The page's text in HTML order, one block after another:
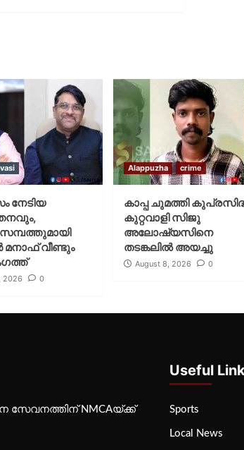
നേടിയ
വീണ്ടും
2026 0
Alappuzha crime
കാപ്പ ചുമത്തി
കുറ്റവാളി സിജു
അലോഷ്യസിനെ
തടങ്കലിൽ അയച്ചു
August 8, 2026 0
സേവനത്തിന് NMCAയ്ക്ക്
Useful
Sports
Local News